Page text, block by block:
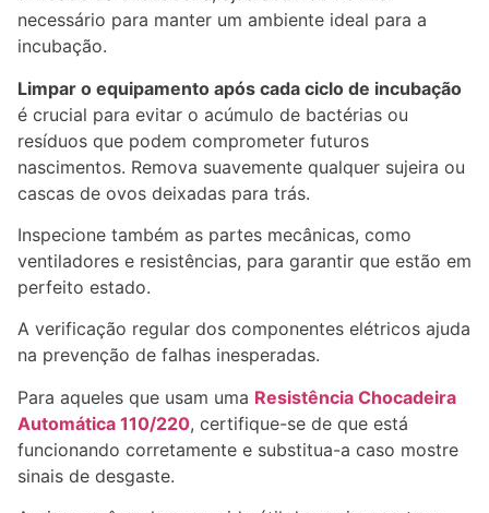
necessário para manter um ambiente ideal para a
incubação.
Limpar o equipamento após cada ciclo de incubação
é crucial para evitar o acúmulo de bactérias ou
resíduos que podem comprometer futuros
nascimentos. Remova suavemente qualquer sujeira ou
cascas de ovos deixadas para trás.
Inspecione também as partes mecânicas, como
ventiladores e resistências, para garantir que estão em
perfeito estado.
A verificação regular dos componentes elétricos ajuda
na prevenção de falhas inesperadas.
Para aqueles que usam uma Resistência Chocadeira
Automática 110/220, certifique-se de que está
funcionando corretamente e substitua-a caso mostre
sinais de desgaste.